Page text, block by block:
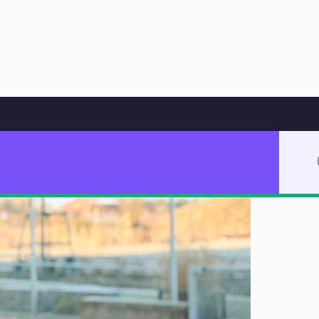
Hoppa till innehåll